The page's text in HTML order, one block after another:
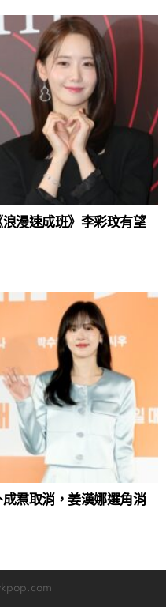
浪漫速成班》李彩玟有望
成焄取消，姜漢娜選角消